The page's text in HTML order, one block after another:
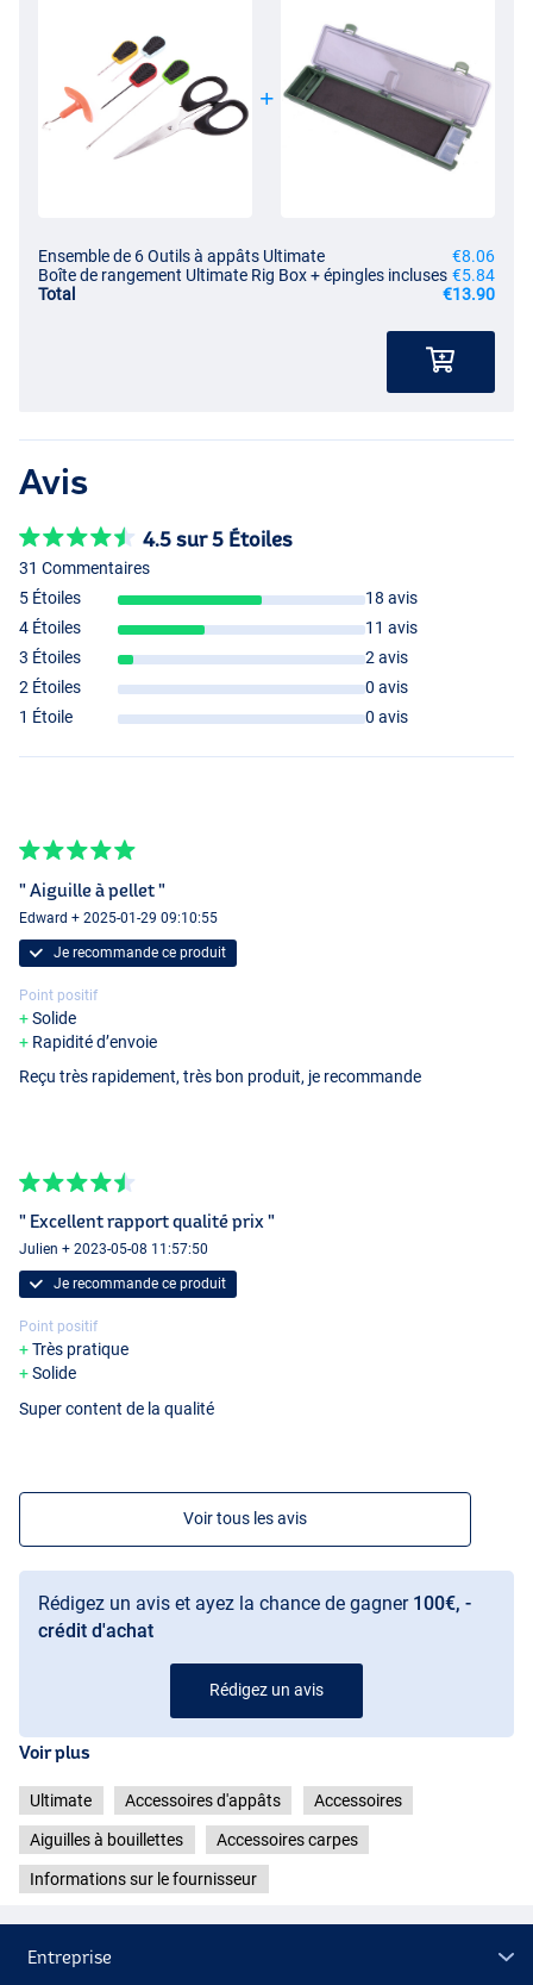
Ensemble de 6 Outils à appâts Ultimate
€8.06
Boîte de rangement Ultimate Rig Box + épingles incluses €5.84
Total
€13.90
Avis
4.5 sur 5 Étoiles
31 Commentaires
5 Étoiles
18 avis
4 Étoiles
11 avis
3 Étoiles
2 avis
2 Étoiles
0 avis
1 Étoile
0 avis
" Aiguille à pellet "
Edward + 2025-01-29 09:10:55
Je recommande ce produit
Point positif
Solide
Rapidité d’envoie
Reçu très rapidement, très bon produit, je recommande
" Excellent rapport qualité prix "
Julien + 2023-05-08 11:57:50
Je recommande ce produit
Point positif
Très pratique
Solide
Super content de la qualité
Voir tous les avis
Rédigez un avis et ayez la chance de gagner 100€, -
crédit d'achat
Rédigez un avis
Voir plus
Ultimate Accessoires d'appâts Accessoires
Aiguilles à bouillettes Accessoires carpes
Informations sur le fournisseur
Entreprise